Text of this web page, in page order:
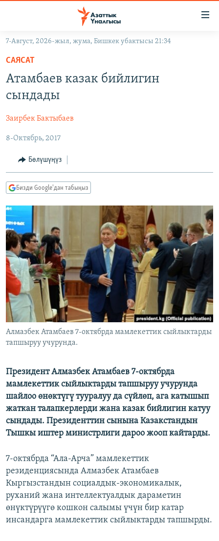
Навигацияга
өтүңүз
Издөөгө
салыңыз
КЫРГЫЗСТАН
ЭКОНОМИКА
МАДАНИЯТ
БОРБОР АЗИЯ
АТАЙЫН ИЛИКТӨӨ
ТВ ПРОГРАММАЛАР
БҮГҮН АЗАТТЫКТА
БИЗ ЖАНА ДҮЙНӨ
ДАНИСТЕ
ЭЖЕ-СИҢДИЛЕР
АЗАТТЫК+
ЫҢГАЙСЫЗ СУРООЛОР
ПОДКАСТ
ӨЗГӨЧӨ ПИКИР
ОНЛАЙН ШЕРИНЕ
ЭЕ/АРнун бардык сайттары
7-Август, 2026-жыл, жума, Бишкек убактысы 21:34
САЯСАТ
Атамбаев казак бийлигин
сындады
Заирбек Бактыбаев
8-Октябрь, 2017
Бөлүшүңүз
Бизди Google'дан табыңыз
Алмазбек Атамбаев 7-октябрда мамлекеттик сыйлыктарды
тапшыруу учурунда.
Президент Алмазбек Атамбаев 7-октябрда
мамлекеттик сыйлыктарды тапшыруу учурунда
шайлоо өнөктүгү тууралуу да сүйлөп, ага катышып
жаткан талапкерлерди жана казак бийлигин катуу
сындады. Президенттин сынына Казакстандын
Тышкы иштер министрлиги дароо жооп кайтарды.
7-октябрда “Ала-Арча” мамлекеттик
резиденциясында Алмазбек Атамбаев
Кыргызстандын социалдык-экономикалык,
руханий жана интеллектуалдык дараметин
өнүктүрүүгө кошкон салымы үчүн бир катар
инсандарга мамлекеттик сыйлыктарды тапшырды.